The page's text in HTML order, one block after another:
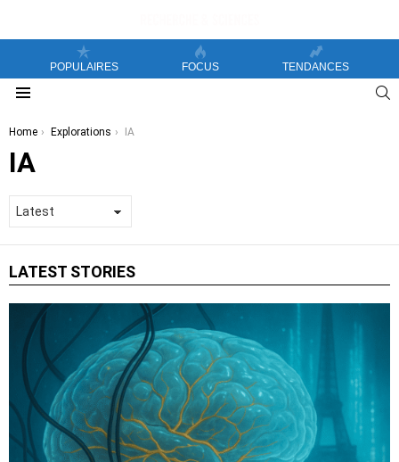
POPULAIRES FOCUS TENDANCES
You are here:
Home Explorations IA
IA
LATEST STORIES